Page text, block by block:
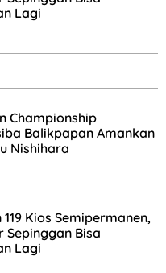
Lagi
Championship
Balikpapan Amankan
Nishihara
Kios Semipermanen,
Sepinggan Bisa
Lagi